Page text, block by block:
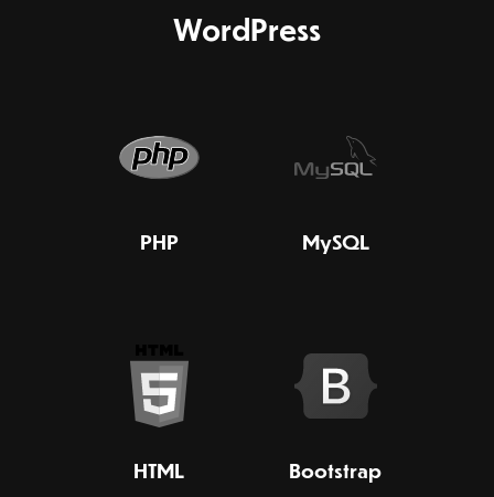
WordPress
PHP MySQL
HTML Bootstrap